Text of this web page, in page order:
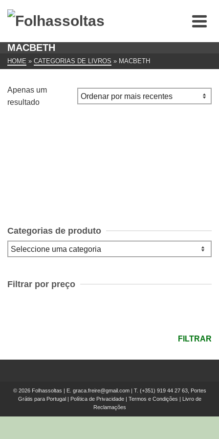
MACBETH
HOME » CATEGORIAS DE LIVROS » MACBETH
Apenas um
resultado
Categorias de produto
Filtrar por preço
FILTRAR
© 2026 Folhassoltas | E. graca.freire@gmail.com| T. (+351) 919 44 27 63, Portes
Grátis para Portugal
Política de Privacidade| Termos e Condições
Livro de
Reclamações